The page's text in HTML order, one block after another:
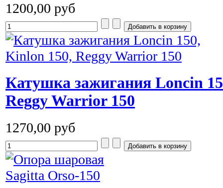
1200,00 руб
Катушка зажигания Loncin
Reggy Warrior 150
1270,00 руб